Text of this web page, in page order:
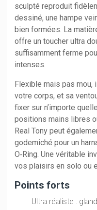
sculpté reproduit
dessiné, une hampe
bien formées. La
offre un toucher ultra
suffisamment ferme
intenses.
Flexible mais pas mou,
votre corps, et sa
fixer sur n’importe
positions mains libres
Real Tony peut
godemiché pour un
O‑Ring. Une véritable
vos plaisirs en solo ou
Points forts
Ultra réaliste :